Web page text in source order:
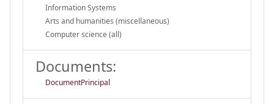
Information Systems
Arts and humanities (miscellaneous)
Computer science (all)
Documents:
DocumentPrincipal